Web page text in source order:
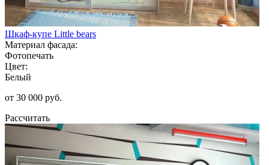
Шкаф-купе Little bears
Материал фасада:
Фотопечать
Цвет:
Белый
от 30 000 руб.
Рассчитать